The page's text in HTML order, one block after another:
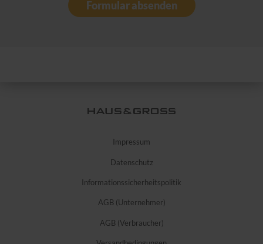
Formular absenden
Impressum
Datenschutz
Informationssicherheitspolitik
AGB (Unternehmer)
AGB (Verbraucher)